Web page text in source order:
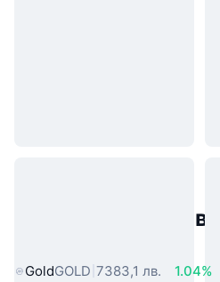
Популярни
GoldGOLD 7383,1 лв.
1.04%